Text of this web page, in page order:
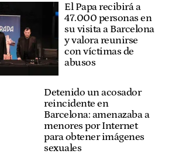
El Papa recibirá a
47.000 personas en
su visita a Barcelona
y valora reunirse
con víctimas de
abusos
Detenido un acosador
reincidente en
Barcelona: amenazaba a
menores por Internet
para obtener imágenes
sexuales